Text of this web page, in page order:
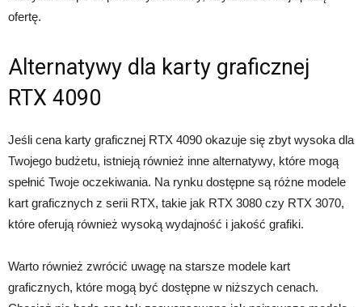
ofertę.
Alternatywy dla karty graficznej
RTX 4090
Jeśli cena karty graficznej RTX 4090 okazuje się zbyt wysoka dla
Twojego budżetu, istnieją również inne alternatywy, które mogą
spełnić Twoje oczekiwania. Na rynku dostępne są różne modele
kart graficznych z serii RTX, takie jak RTX 3080 czy RTX 3070,
które oferują również wysoką wydajność i jakość grafiki.
Warto również zwrócić uwagę na starsze modele kart
graficznych, które mogą być dostępne w niższych cenach.